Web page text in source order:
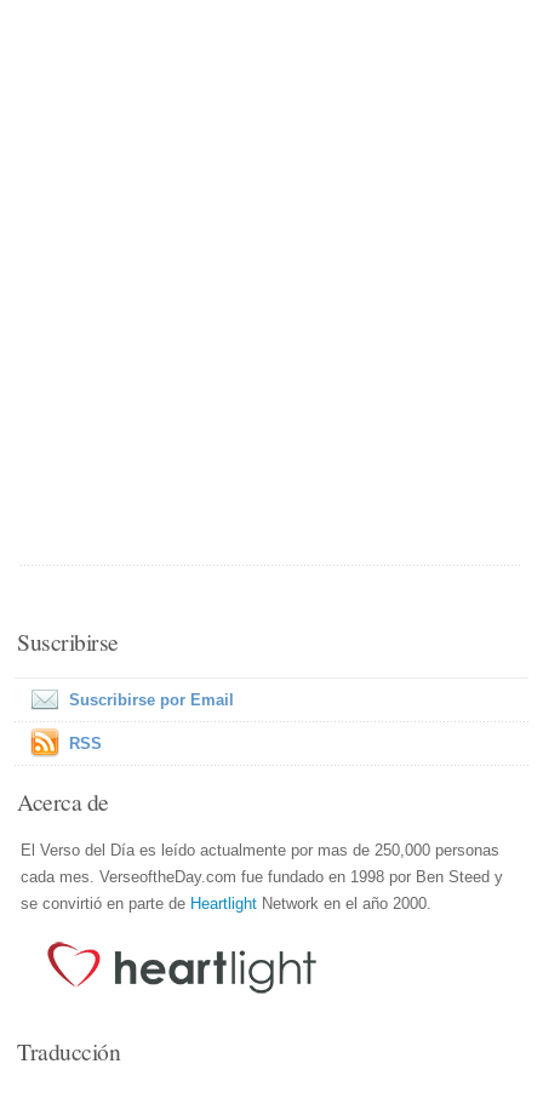
Suscribirse
Suscribirse por Email
RSS
Acerca de
El Verso del Día es leído actualmente por mas de 250,000 personas
cada mes. VerseoftheDay.com fue fundado en 1998 por Ben Steed y
se convirtió en parte de Heartlight Network en el año 2000.
Traducción